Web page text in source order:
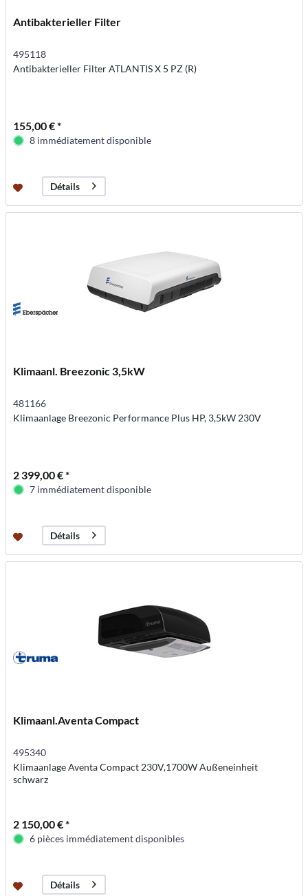
Antibakterieller Filter
495118
Antibakterieller Filter ATLANTIS X 5 PZ (R)
155,00 € *
8 immédiatement disponible
Détails
Klimaanl. Breezonic 3,5kW
481166
Klimaanlage Breezonic Performance Plus HP, 3,5kW 230V
2 399,00 € *
7 immédiatement disponible
Détails
Klimaanl.Aventa Compact
495340
Klimaanlage Aventa Compact 230V,1700W Außeneinheit
schwarz
2 150,00 € *
6 pièces immédiatement disponibles
Détails